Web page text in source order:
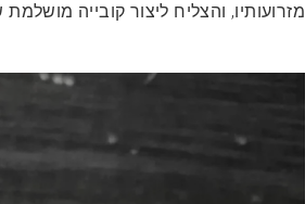
מזרועותיו, והצליח ליצור קובייה